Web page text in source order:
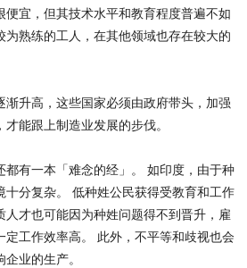
宜，但其技术水平和教育程度普遍不如
熟练的工人，在其他领域也存在较大的
渐升高，这些国家必须由政府带头，加强
能跟上制造业发展的步伐。
都有一本「难念的经」。 如印度，由于种
十分复杂。 低种姓公民获得受教育和工作
人才也可能因为种姓问题得不到晋升，雇
定工作效率高。 此外，不平等和歧视也会
业的生产。